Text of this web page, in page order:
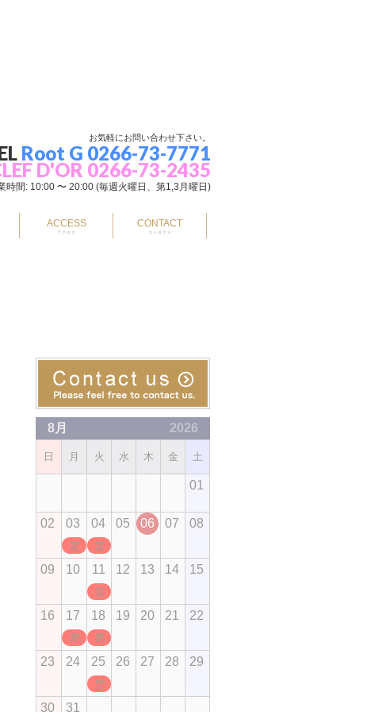
お気軽にお問い合わせ下さい。
Root G 0266-73-7771
D'OR 0266-73-2435
時間: 10:00 〜 20:00 (毎週火曜日、第1,3月曜日)
ACCESS
アクセス
CONTACT
コンタクト
8月 2026
日 月 火 水 木 金 土
01
02 03
定休日
04
定休日
05 06 07 08
09 10 11
定休日
12 13 14 15
16 17
定休日
18
定休日
19 20 21 22
23 24 25
定休日
26 27 28 29
30 31